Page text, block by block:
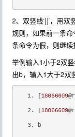
2、双竖线‘||’，用双
规则，如果前一条
条命令为假，则继续
举例输入1小于2双
出b，输入1大于2双
18066609
18066609
b